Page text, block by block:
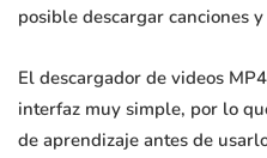
posible descargar canciones
El descargador de videos
interfaz muy simple, por lo
de aprendizaje antes de